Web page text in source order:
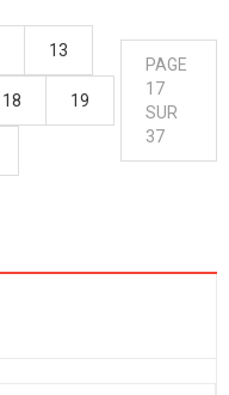
13
18 19
PAGE
17
SUR
37